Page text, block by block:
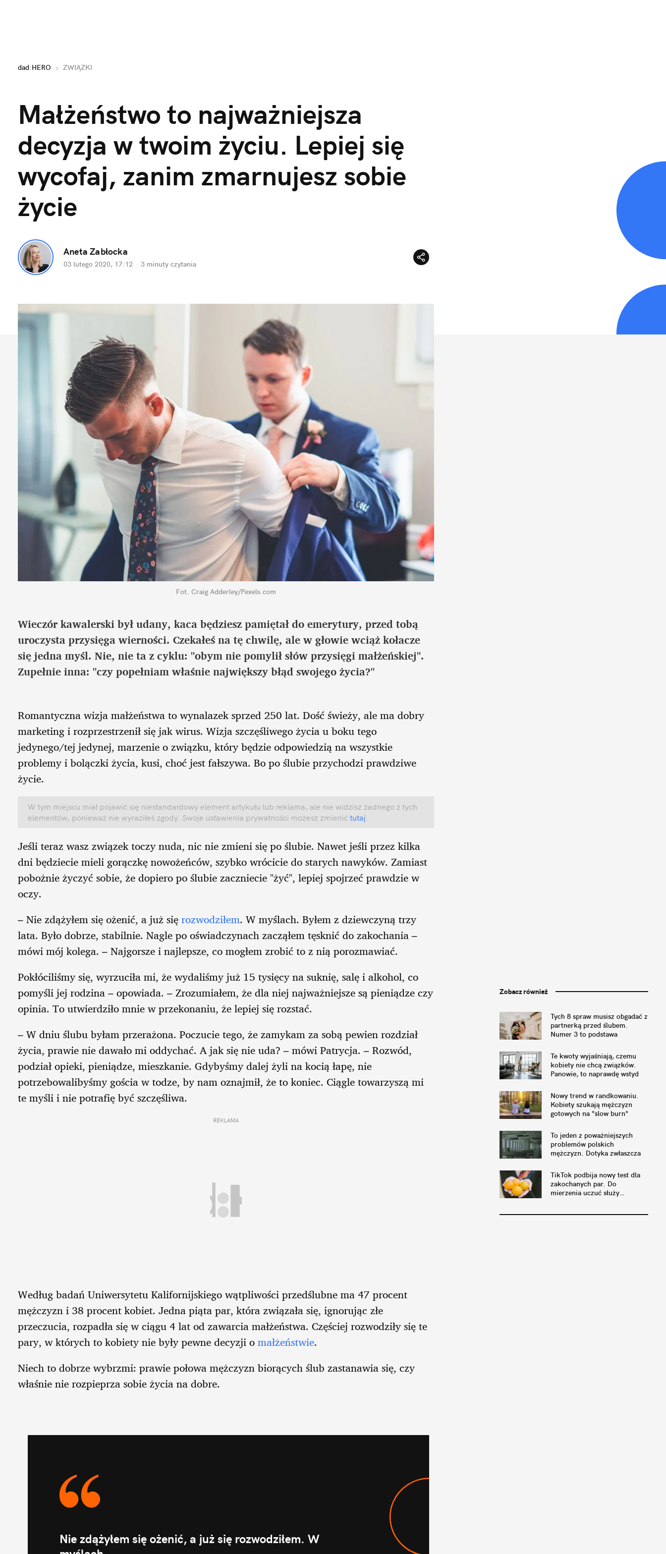
dad:HERO ZWIĄZKI
Małżeństwo to najważniejsza
decyzja w twoim życiu. Lepiej się
wycofaj, zanim zmarnujesz sobie
życie
Aneta Zabłocka
03 lutego 2020, 17:12 · 3 minuty czytania
Fot. Craig Adderley/Pexels.com
Wieczór kawalerski był udany, kaca będziesz pamiętał do emerytury, przed tobą
uroczysta przysięga wierności. Czekałeś na tę chwilę, ale w głowie wciąż kołacze
się jedna myśl. Nie, nie ta z cyklu: "obym nie pomylił słów przysięgi małżeńskiej".
Zupełnie inna: "czy popełniam właśnie największy błąd swojego życia?"
Romantyczna wizja małżeństwa to wynalazek sprzed 250 lat. Dość świeży, ale ma dobry
marketing i rozprzestrzenił się jak wirus. Wizja szczęśliwego życia u boku tego
jedynego/tej jedynej, marzenie o związku, który będzie odpowiedzią na wszystkie
problemy i bolączki życia, kusi, choć jest fałszywa. Bo po ślubie przychodzi prawdziwe
życie.
W tym miejscu miał pojawić się niestandardowy element artykułu lub reklama, ale nie widzisz żadnego z tych
elementów, ponieważ nie wyraziłeś zgody. Swoje ustawienia prywatności możesz zmienić tutaj
Jeśli teraz wasz związek toczy nuda, nic nie zmieni się po ślubie. Nawet jeśli przez kilka
dni będziecie mieli gorączkę nowożeńców, szybko wrócicie do starych nawyków. Zamiast
pobożnie życzyć sobie, że dopiero po ślubie zaczniecie "żyć", lepiej spojrzeć prawdzie w
oczy.
– Nie zdążyłem się ożenić, a już sięrozwodziłem. W myślach. Byłem z dziewczyną trzy
lata. Było dobrze, stabilnie. Nagle po oświadczynach zacząłem tęsknić do zakochania –
mówi mój kolega. – Najgorsze i najlepsze, co mogłem zrobić to z nią porozmawiać.
Pokłóciliśmy się, wyrzuciła mi, że wydaliśmy już 15 tysięcy na suknię, salę i alkohol, co
pomyśli jej rodzina – opowiada. – Zrozumiałem, że dla niej najważniejsze są pieniądze czy
opinia. To utwierdziło mnie w przekonaniu, że lepiej się rozstać.
– W dniu ślubu byłam przerażona. Poczucie tego, że zamykam za sobą pewien rozdział
życia, prawie nie dawało mi oddychać. A jak się nie uda? – mówi Patrycja. – Rozwód,
podział opieki, pieniądze, mieszkanie. Gdybyśmy dalej żyli na kocią łapę, nie
potrzebowalibyśmy gościa w todze, by nam oznajmił, że to koniec. Ciągle towarzyszą mi
te myśli i nie potrafię być szczęśliwa.
REKLAMA
Według badań Uniwersytetu Kalifornijskiego wątpliwości przedślubne ma 47 procent
mężczyzn i 38 procent kobiet. Jedna piąta par, która związała się, ignorując złe
przeczucia, rozpadła się w ciągu 4 lat od zawarcia małżeństwa. Częściej rozwodziły się te
pary, w których to kobiety nie były pewne decyzji omałżeństwie.
Niech to dobrze wybrzmi: prawie połowa mężczyzn biorących ślub zastanawia się, czy
właśnie nie rozpieprza sobie życia na dobre.
Nie zdążyłem się ożenić, a już się rozwodziłem. W
Zobacz również
Tych 8 spraw musisz obgadać z
partnerką przed ślubem.
Numer 3 to podstawa
Te kwoty wyjaśniają, czemu
kobiety nie chcą związków.
Panowie, to naprawdę wstyd
Nowy trend w randkowaniu.
Kobiety szukają mężczyzn
gotowych na "slow burn"
To jeden z poważniejszych
problemów polskich
mężczyzn. Dotyka zwłaszcza
TikTok podbija nowy test dla
zakochanych par. Do
mierzenia uczuć służy…